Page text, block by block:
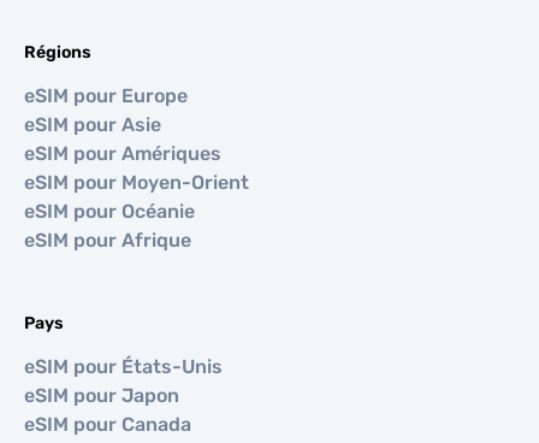
Régions
eSIM pour Europe
eSIM pour Asie
eSIM pour Amériques
eSIM pour Moyen-Orient
eSIM pour Océanie
eSIM pour Afrique
Pays
eSIM pour États-Unis
eSIM pour Japon
eSIM pour Canada